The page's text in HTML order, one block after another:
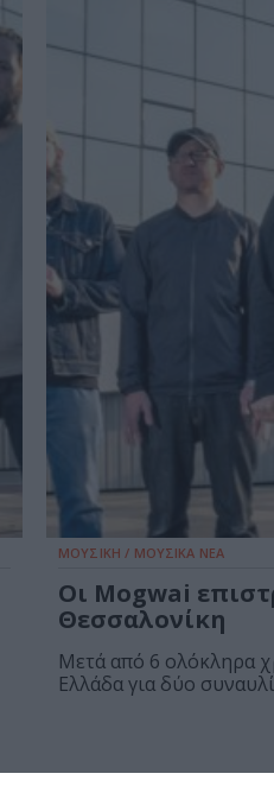
ΜΟΥΣΙΚΗ / ΜΟΥΣΙΚΑ ΝΕΑ
Οι Mogwai
Θεσσαλονίκη
Μετά από 6 ολόκληρα
Ελλάδα για δύο